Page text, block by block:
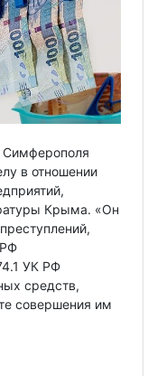
в отношении
Крыма. «Он
УК РФ
средств,
совершения им